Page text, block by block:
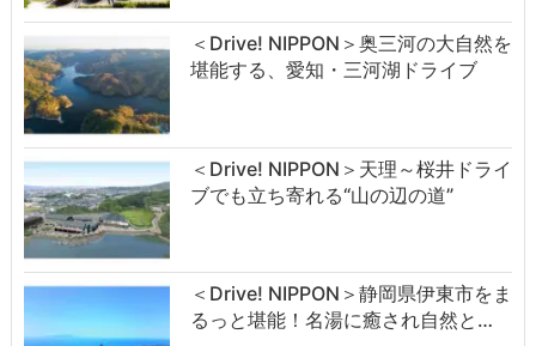
＜Drive! NIPPON＞奥三河の大自然を
堪能する、愛知・三河湖ドライブ
＜Drive! NIPPON＞天理～桜井ドライ
ブでも立ち寄れる“山の辺の道”
＜Drive! NIPPON＞静岡県伊東市をま
るっと堪能！名湯に癒され自然と…